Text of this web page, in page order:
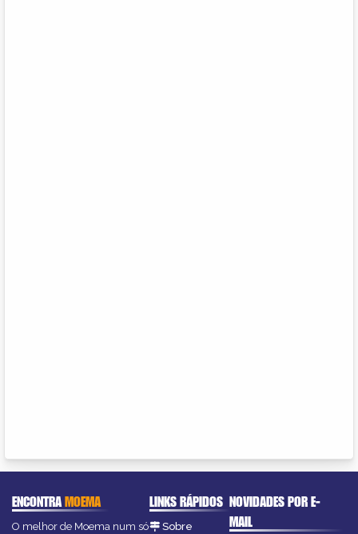
ENCONTRAMOEMA
O melhor de Moema num só
LINKS RÁPIDOS
Sobre
NOVIDADES POR E-
MAIL